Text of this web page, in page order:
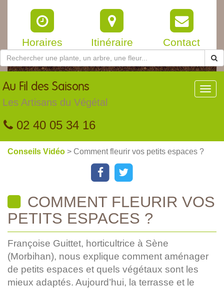
Horaires Itinéraire Contact
Au Fil des Saisons
Les Artisans du Végétal
02 40 05 34 16
Conseils Vidéo > Comment fleurir vos petits espaces ?
COMMENT FLEURIR VOS
PETITS ESPACES ?
Françoise Guittet, horticultrice à Sène
(Morbihan), nous explique comment aménager
de petits espaces et quels végétaux sont les
mieux adaptés. Aujourd’hui, la terrasse et le